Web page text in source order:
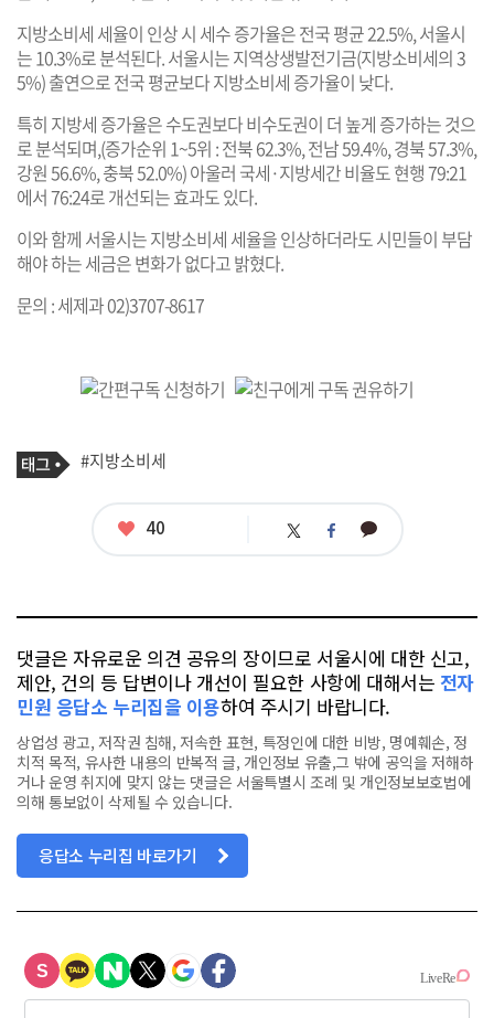
지방소비세 세율이 인상 시 세수 증가율은 전국 평균 22.5%, 서울시
는 10.3%로 분석된다. 서울시는 지역상생발전기금(지방소비세의 3
5%) 출연으로 전국 평균보다 지방소비세 증가율이 낮다.
특히 지방세 증가율은 수도권보다 비수도권이 더 높게 증가하는 것으
로 분석되며,(증가순위 1~5위 : 전북 62.3%, 전남 59.4%, 경북 57.3%,
강원 56.6%, 충북 52.0%) 아울러 국세·지방세간 비율도 현행 79:21
에서 76:24로 개선되는 효과도 있다.
이와 함께 서울시는 지방소비세 세율을 인상하더라도 시민들이 부담
해야 하는 세금은 변화가 없다고 밝혔다.
문의 : 세제과 02)3707-8617
기
사
태
그
#지방소비세
좋
40 트 페 카
댓글은 자유로운 의견 공유의 장이므로 서울시에 대한 신고,
제안, 건의 등 답변이나 개선이 필요한 사항에 대해서는 전자
민원 응답소 누리집을 이용하여 주시기 바랍니다.
상업성 광고, 저작권 침해, 저속한 표현, 특정인에 대한 비방, 명예훼손, 정
치적 목적, 유사한 내용의 반복적 글, 개인정보 유출,그 밖에 공익을 저해하
거나 운영 취지에 맞지 않는 댓글은 서울특별시 조례 및 개인정보보호법에
의해 통보없이 삭제될 수 있습니다.
응답소 누리집 바로가기